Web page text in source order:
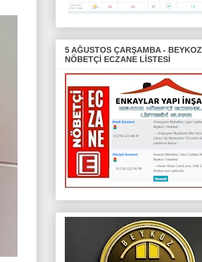
5 AĞUSTOS ÇARŞAMBA - BEYKOZ
NÖBETÇİ ECZANE LİSTESİ